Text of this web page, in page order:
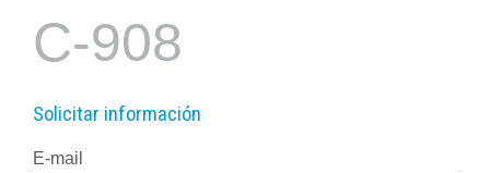
C-908
Solicitar información
E-mail